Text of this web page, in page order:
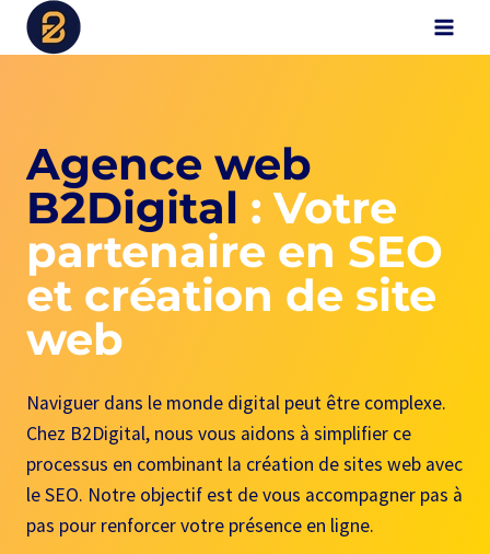
Aller
Agence web
B2Digital : Votre
partenaire en SEO
et création de site
web
Naviguer dans le monde digital peut être complexe.
Chez B2Digital, nous vous aidons à simplifier ce
processus en combinant la création de sites web avec
le SEO. Notre objectif est de vous accompagner pas à
pas pour renforcer votre présence en ligne.